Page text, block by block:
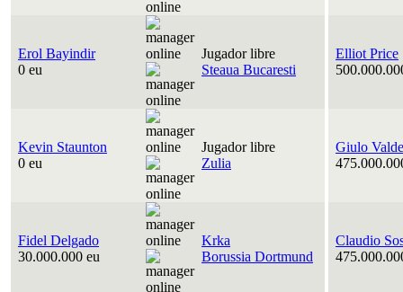
Erol Bayindir
0 eu
Jugador libre
Steaua Bucaresti
Elliot Price
Kevin Staunton
0 eu
Jugador libre
Zulia
Giulo
Fidel Delgado
30.000.000 eu
Krka
Borussia Dortmund
Claudio